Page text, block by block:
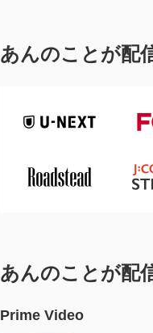
あんのことが配
あんのことが配
Prime Video